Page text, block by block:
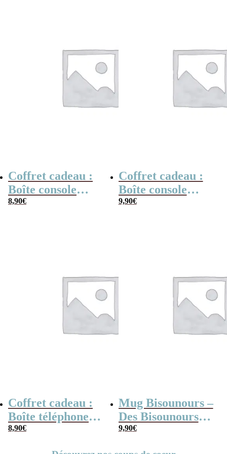
Coffret cadeau :
Boîte console
retro remplie de
8,90€
Coffret cadeau :
Boîte console
retro remplie de
9,90€
Coffret cadeau :
Boîte téléphone
portable années
8,90€
Mug Bisounours –
Des Bisounours
sur un arc en ciel
9,90€